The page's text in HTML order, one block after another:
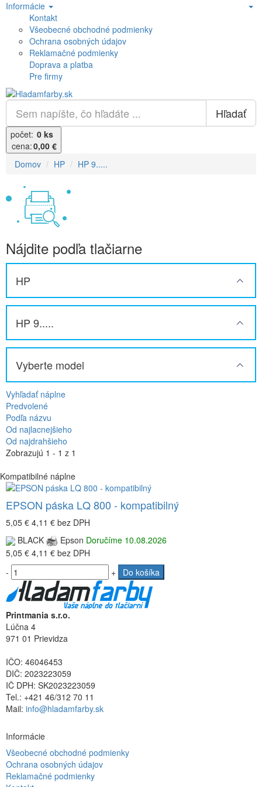
Informácie
Kontakt
Všeobecné obchodné podmienky
Ochrana osobných údajov
Reklamačné podmienky
Doprava a platba
Pre firmy
Hľadať
počet: 0 ks
cena:0,00 €
Domov
HP HP 9.....
Nájdite podľa tlačiarne
HP
HP 9.....
Vyberte model
Vyhľadať náplne
Predvolené
Podľa názvu
Od najlacnejšieho
Od najdrahšieho
Zobrazujú 1 - 1 z 1
Kompatibilné náplne
EPSON páska LQ 800 - kompatibilný
5,05 € 4,11 € bez DPH
BLACK
Epson Doručíme 10.08.2026
5,05 € 4,11 € bez DPH
-
+ Do košíka
Printmania s.r.o.
Lúčna 4
971 01 Prievidza
IČO: 46046453
DIČ: 2023223059
IČ DPH: SK2023223059
Tel.: +421 46/312 70 11
Mail: info@hladamfarby.sk
Informácie
Všeobecné obchodné podmienky
Ochrana osobných údajov
Reklamačné podmienky